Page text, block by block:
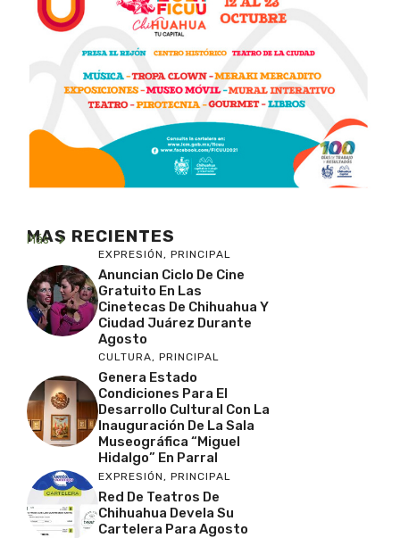
MAS RECIENTES
Más
EXPRESIÓN, PRINCIPAL
Anuncian Ciclo De Cine
Gratuito En Las
Cinetecas De Chihuahua Y
Ciudad Juárez Durante
Agosto
CULTURA, PRINCIPAL
Genera Estado
Condiciones Para El
Desarrollo Cultural Con La
Inauguración De La Sala
Museográfica “Miguel
Hidalgo” En Parral
EXPRESIÓN , PRINCIPAL
Red De Teatros De
Chihuahua Devela Su
Cartelera Para Agosto